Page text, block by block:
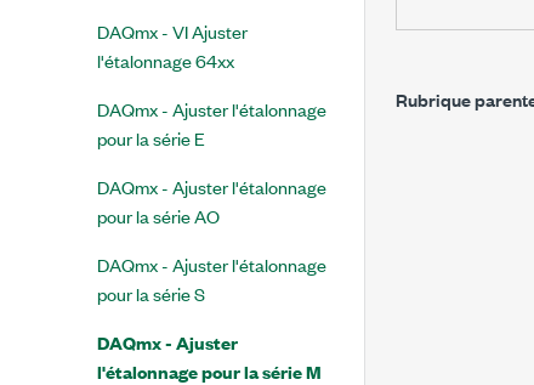
DAQmx - VI Ajuster
l'étalonnage 64xx
DAQmx - Ajuster l'étalonnage
pour la série E
DAQmx - Ajuster l'étalonnage
pour la série AO
DAQmx - Ajuster l'étalonnage
pour la série S
DAQmx - Ajuster
l'étalonnage pour la série M
Rubrique